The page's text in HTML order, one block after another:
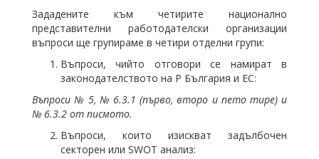
Зададените към четирите национално
представителни работодателски организации
въпроси ще групираме в четири отделни групи:
Въпроси, чийто отговори се намират в
законодателството на Р България и ЕС:
Въпроси № 5, № 6.3.1 (първо, второ и пето тире) и
№ 6.3.2 от писмото.
Въпроси, които изискват задълбочен
секторен или SWOT анализ: